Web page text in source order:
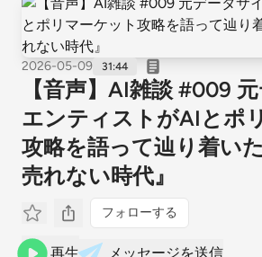
2026-05-09 31:44
【音声】AI雑談 #009
エンティストがAIとポ
攻略を語って辿り着い
売れない時代』
フォローする
再生 メッセージを送信